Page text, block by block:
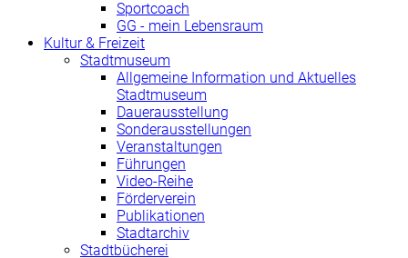
Sportcoach
GG - mein Lebensraum
Kultur & Freizeit
Stadtmuseum
Allgemeine Information und Aktuelles
Stadtmuseum
Dauerausstellung
Sonderausstellungen
Veranstaltungen
Führungen
Video-Reihe
Förderverein
Publikationen
Stadtarchiv
Stadtbücherei